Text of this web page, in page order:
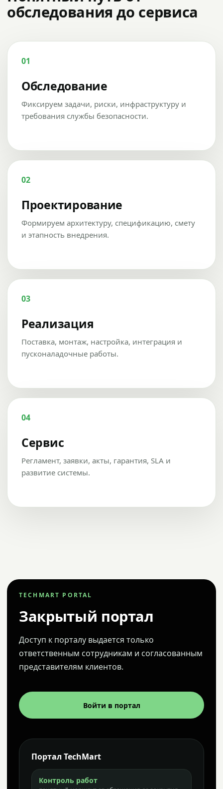
обследования до сервиса
01
Обследование
Фиксируем задачи, риски, инфраструктуру и
требования службы безопасности.
02
Проектирование
Формируем архитектуру, спецификацию, смету
и этапность внедрения.
03
Реализация
Поставка, монтаж, настройка, интеграция и
пусконаладочные работы.
04
Сервис
Регламент, заявки, акты, гарантия, SLA и
развитие системы.
TECHMART PORTAL
Закрытый портал
Доступ к порталу выдается только
ответственным сотрудникам и согласованным
представителям клиентов.
Войти в портал
Портал TechMart
Контроль работ